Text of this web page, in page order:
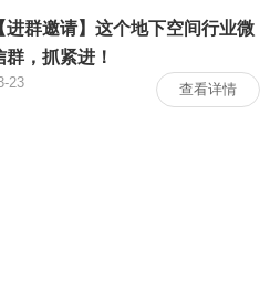
进群邀请】这个地下空间行业微
群，抓紧进！
23 查看详情